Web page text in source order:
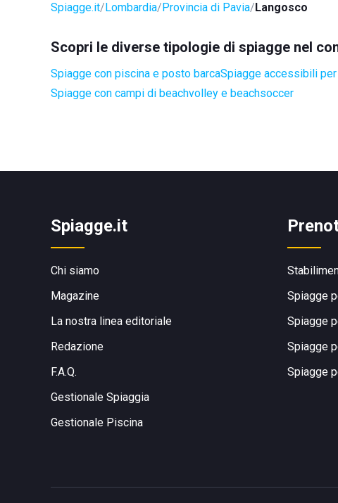
Spiagge.it Lombardia Provincia di Pavia Langosco
Scopri le diverse tipologie di spiagge nel
Spiagge con piscina e posto barcaSpiagge accessibili
Spiagge con campi di beachvolley e beachsoccer
Spiagge.it
Chi siamo
Magazine
La nostra linea editoriale
Redazione
F.A.Q.
Gestionale Spiaggia
Gestionale Piscina
Spiagge
Spiagge
Spiagge
Spiagge